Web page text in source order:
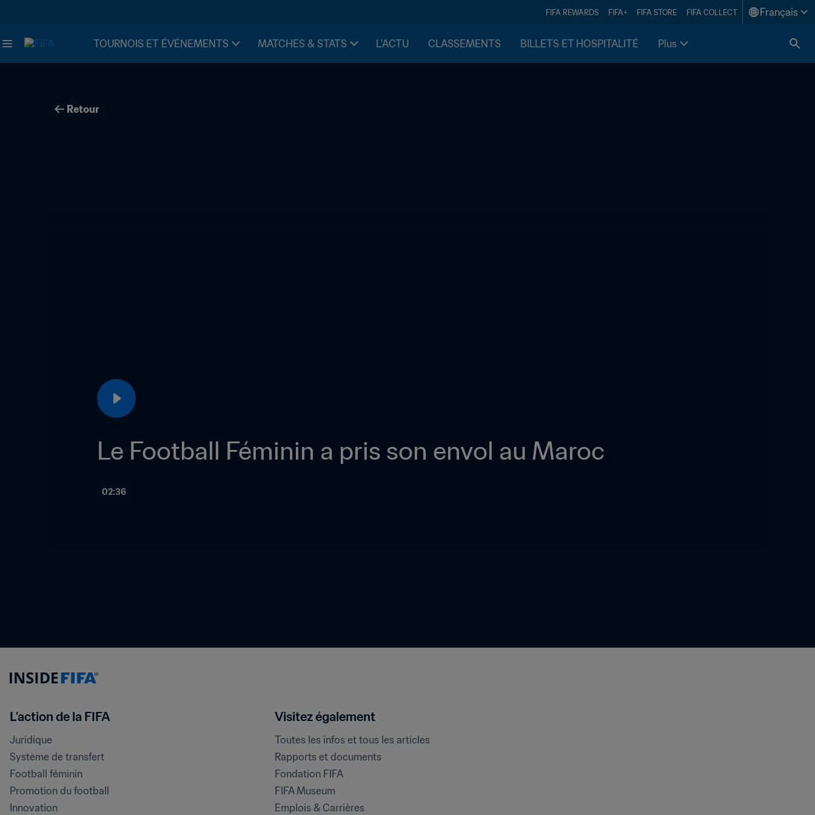
FIFA REWARDS FIFA+ FIFA STORE FIFA COLLECT Français
TOURNOIS ET ÉVÉNEMENTS MATCHES & STATS L'ACTU CLASSEMENTS BILLETS ET HOSPITALITÉ Plus
Retour
Le Football Féminin a pris son envol au Maroc
02:36
L’action de la FIFA
Juridique
Système de transfert
Football féminin
Promotion du football
Innovation
Visitez également
Toutes les infos et tous les articles
Rapports et documents
Fondation FIFA
FIFA Museum
Emplois & Carrières